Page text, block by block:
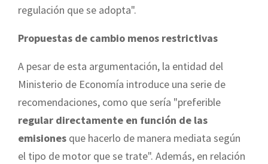
regulación que se adopta".
Propuestas de cambio menos restrictivas
A pesar de esta argumentación, la entidad del
Ministerio de Economía introduce una serie de
recomendaciones, como que sería "preferible
regular directamente en función de las
emisiones que hacerlo de manera mediata según
el tipo de motor que se trate". Además, en relación